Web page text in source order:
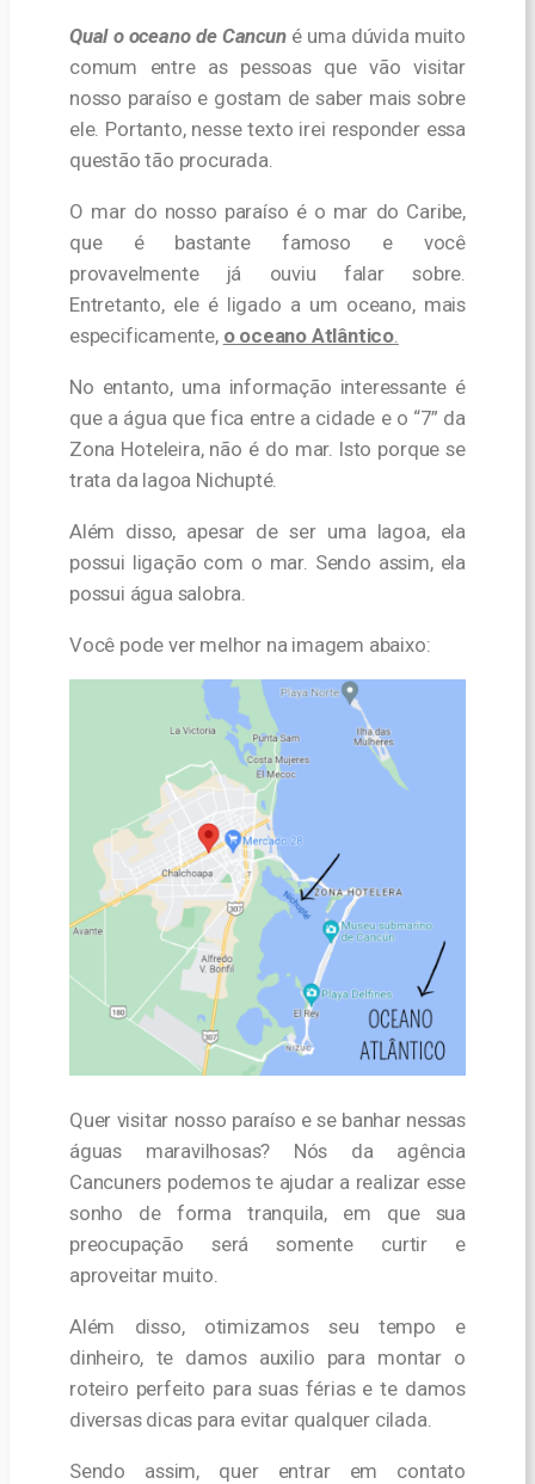
Qual o oceano de Cancuné uma dúvida muito
comum entre as pessoas que vão visitar
nosso paraíso e gostam de saber mais sobre
ele. Portanto, nesse texto irei responder essa
questão tão procurada.
O mar do nosso paraíso é o mar do Caribe,
que é bastante famoso e você
provavelmente já ouviu falar sobre.
Entretanto, ele é ligado a um oceano, mais
especificamente, o oceano Atlântico.
No entanto, uma informação interessante é
que a água que fica entre a cidade e o “7” da
Zona Hoteleira, não é do mar. Isto porque se
trata da lagoa Nichupté.
Além disso, apesar de ser uma lagoa, ela
possui ligação com o mar. Sendo assim, ela
possui água salobra.
Você pode ver melhor na imagem abaixo:
Quer visitar nosso paraíso e se banhar nessas
águas maravilhosas? Nós da agência
Cancuners podemos te ajudar a realizar esse
sonho de forma tranquila, em que sua
preocupação será somente curtir e
aproveitar muito.
Além disso, otimizamos seu tempo e
dinheiro, te damos auxilio para montar o
roteiro perfeito para suas férias e te damos
diversas dicas para evitar qualquer cilada.
Sendo assim, quer entrar em contato